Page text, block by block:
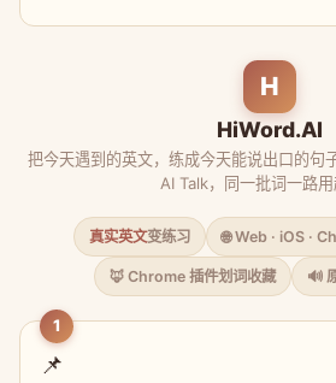
H
HiWord.AI
把今天遇到的英文，练成今天能说出口的
AI Talk，同一批词一路用
真实英文变练习 🌐 Web · iOS ·
🦊 Chrome 插件划词收藏 🔊
1
📌